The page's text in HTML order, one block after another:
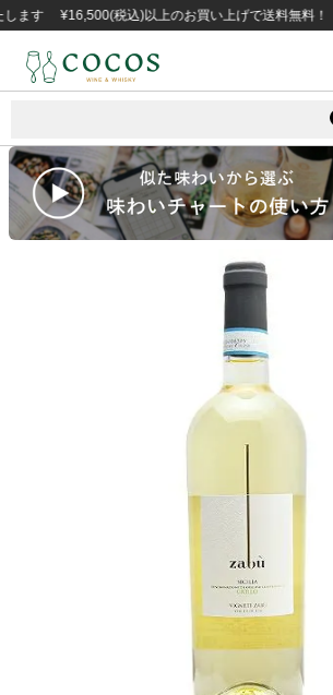
税込)以上のお買い上げで送料無料！（※北